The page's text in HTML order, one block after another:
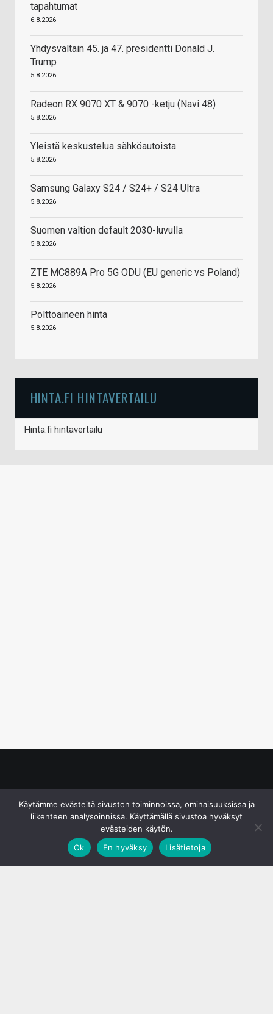
tapahtumat
6.8.2026
Yhdysvaltain 45. ja 47. presidentti Donald J.
Trump
5.8.2026
Radeon RX 9070 XT & 9070 -ketju (Navi 48)
5.8.2026
Yleistä keskustelua sähköautoista
5.8.2026
Samsung Galaxy S24 / S24+ / S24 Ultra
5.8.2026
Suomen valtion default 2030-luvulla
5.8.2026
ZTE MC889A Pro 5G ODU (EU generic vs Poland)
5.8.2026
Polttoaineen hinta
5.8.2026
HINTA.FI HINTAVERTAILU
Hinta.fi hintavertailu
Käytämme evästeitä sivuston toiminnoissa, ominaisuuksissa ja
liikenteen analysoinnissa. Käyttämällä sivustoa hyväksyt
evästeiden käytön.
Ok
En hyväksy Lisätietoja